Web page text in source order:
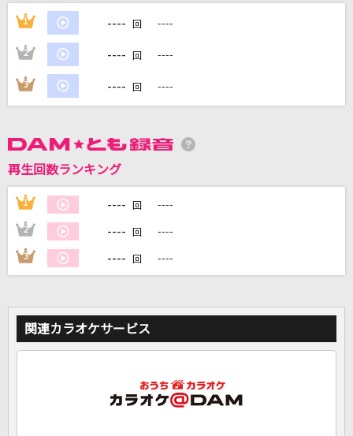
カラオケ最新情報をチェック！
1 ---- 回 ----
2 ---- 回 ----
3 ---- 回 ----
再生回数ランキング
1 ---- 回 ----
2 ---- 回 ----
3 ---- 回 ----
関連カラオケサービス